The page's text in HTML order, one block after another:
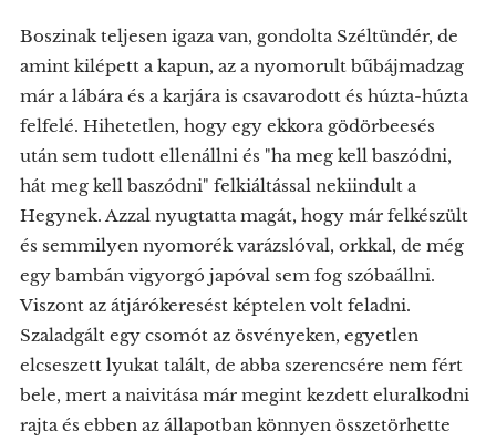
Boszinak teljesen igaza van, gondolta Széltündér, de
amint kilépett a kapun, az a nyomorult bűbájmadzag
már a lábára és a karjára is csavarodott és húzta-húzta
felfelé. Hihetetlen, hogy egy ekkora gödörbeesés
után sem tudott ellenállni és "ha meg kell baszódni,
hát meg kell baszódni" felkiáltással nekiindult a
Hegynek. Azzal nyugtatta magát, hogy már felkészült
és semmilyen nyomorék varázslóval, orkkal, de még
egy bambán vigyorgó japóval sem fog szóbaállni.
Viszont az átjárókeresést képtelen volt feladni.
Szaladgált egy csomót az ösvényeken, egyetlen
elcseszett lyukat talált, de abba szerencsére nem fért
bele, mert a naivitása már megint kezdett eluralkodni
rajta és ebben az állapotban könnyen összetörhette